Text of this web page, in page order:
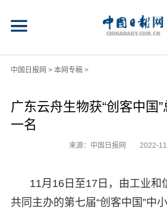
中国日报网 > 本网专稿>
广东云舟生物获“创客中国
一名
来源：中国日报网 2022-
11月16日至17日，由工业和
共同主办的第七届“创客中国”中